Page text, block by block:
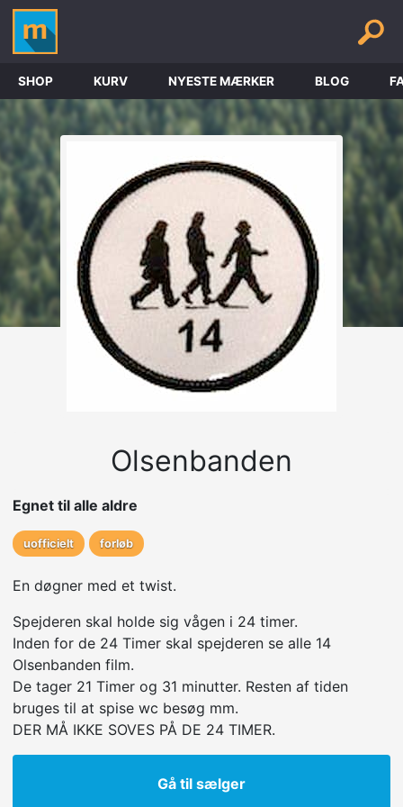
SHOP KURV NYESTE MÆRKER BLOG
Olsen­banden
Egnet til alle aldre
uofficielt forløb
En døgner med et twist.
Spejderen skal holde sig vågen i 24 timer.
Inden for de 24 Timer skal spejderen se alle 14
Olsenbanden film.
De tager 21 Timer og 31 minutter. Resten af tiden
bruges til at spise wc besøg mm.
DER MÅ IKKE SOVES PÅ DE 24 TIMER.
Gå til sælger